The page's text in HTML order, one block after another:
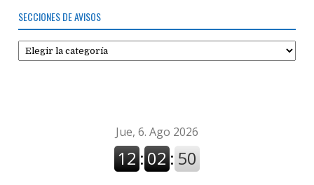
SECCIONES DE AVISOS
Secciones
de